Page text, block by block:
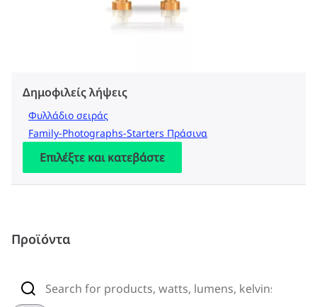
Δημοφιλείς λήψεις
Φυλλάδιο σειράς
Family-Photographs-Starters Πράσινα
Επιλέξτε και κατεβάστε
Προϊόντα